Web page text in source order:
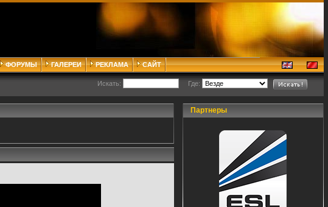
ФОРУМЫ ГАЛЕРЕИ РЕКЛАМА САЙТ
Искать: Где:
Партнеры